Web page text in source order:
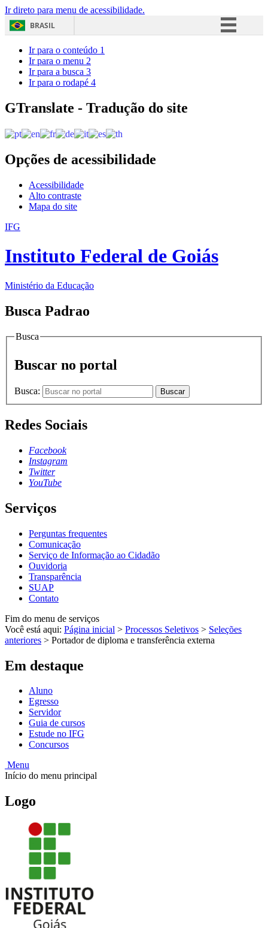
Ir direto para menu de acessibilidade.
BRASIL
Acesso à informação
Ir para o conteúdo 1
Ir para o menu 2
Ir para a busca 3
Ir para o rodapé 4
GTranslate - Tradução do site
Opções de acessibilidade
Acessibilidade
Alto contraste
Mapa do site
IFG
Instituto Federal de Goiás
Ministério da Educação
Busca Padrao
Busca
Buscar no portal
Busca: Buscar
Redes Sociais
Facebook
Instagram
Twitter
YouTube
Serviços
Perguntas frequentes
Comunicação
Serviço de Informação ao Cidadão
Ouvidoria
Transparência
SUAP
Contato
Fim do menu de serviços
Você está aqui: Página inicial > Processos Seletivos > Seleções
anteriores > Portador de diploma e transferência externa
Em destaque
Aluno
Egresso
Servidor
Guia de cursos
Estude no IFG
Concursos
Menu
Início do menu principal
Logo